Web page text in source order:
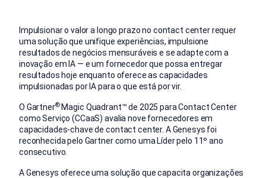
Impulsionar o valor a longo prazo no contact center requer
uma solução que unifique experiências, impulsione
resultados de negócios mensuráveis e se adapte com a
inovação em IA — e um fornecedor que possa entregar
resultados hoje enquanto oferece as capacidades
impulsionadas por IA para o que está por vir.
O Gartner®Magic Quadrant™ de 2025 para Contact Center
como Serviço (CCaaS) avalia nove fornecedores em
capacidades-chave de contact center. A Genesys foi
reconhecida pelo Gartner como uma Líder pelo 11º ano
consecutivo.
A Genesys oferece uma solução que capacita organizações